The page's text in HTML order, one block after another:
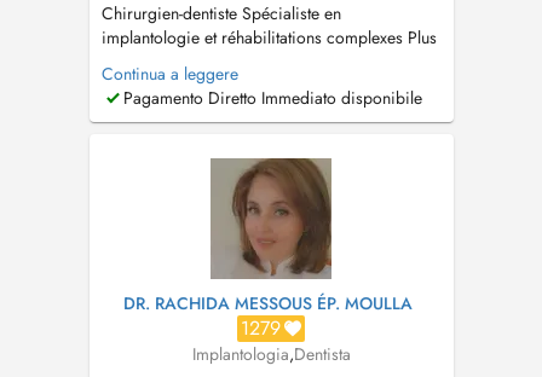
Chirurgien-dentiste Spécialiste en
implantologie et réhabilitations complexes Plus
de 30 ans d'expérience clinique. Activité
orientée vers l'implantologie avancée, les
protocoles All-on-4 et les traitements
chirurgie orale (extractions complexes, de...
Continua a leggere
Pagamento Diretto Immediato disponibile
DR. RACHIDA MESSOUS ÉP. MOULLA
1279
Implantologia,Dentista